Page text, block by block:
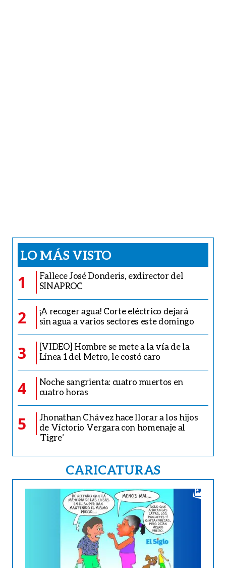
LO MÁS VISTO
1
Fallece José Donderis, exdirector del
SINAPROC
2
¡A recoger agua! Corte eléctrico dejará
sin agua a varios sectores este domingo
3
[VIDEO] Hombre se mete a la vía de la
Línea 1 del Metro, le costó caro
4
Noche sangrienta: cuatro muertos en
cuatro horas
5
Jhonathan Chávez hace llorar a los hijos
de Víctorio Vergara con homenaje al
‘Tigre’
CARICATURAS